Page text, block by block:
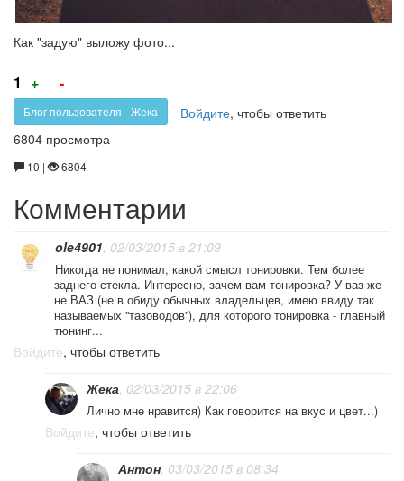
Как "задую" выложу фото...
1 +
за!
-
против!
Блог пользователя - Жека Войдите, чтобы ответить
6804 просмотра
10 | 6804
Комментарии
ole4901, 02/03/2015 в 21:09
Никогда не понимал, какой смысл тонировки. Тем более
заднего стекла. Интересно, зачем вам тонировка? У ваз же
не ВАЗ (не в обиду обычных владельцев, имею ввиду так
называемых "тазоводов"), для которого тонировка - главный
тюнинг...
Войдите, чтобы ответить
Жека, 02/03/2015 в 22:06
Лично мне нравится) Как говорится на вкус и цвет...)
Войдите, чтобы ответить
Антон, 03/03/2015 в 08:34